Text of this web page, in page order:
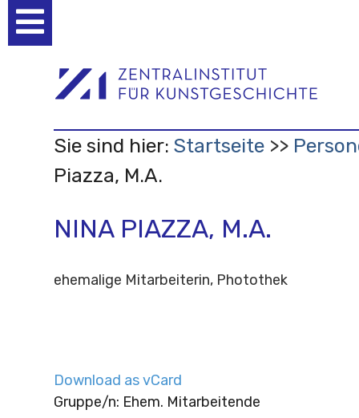
Werkzeuge
Sie sind hier: Startseite
Piazza, M.A.
NINA PIAZZA, M.A.
ehemalige Mitarbeiterin, Photothek
Download as vCard
Gruppe/n: Ehem. Mitarbeitende